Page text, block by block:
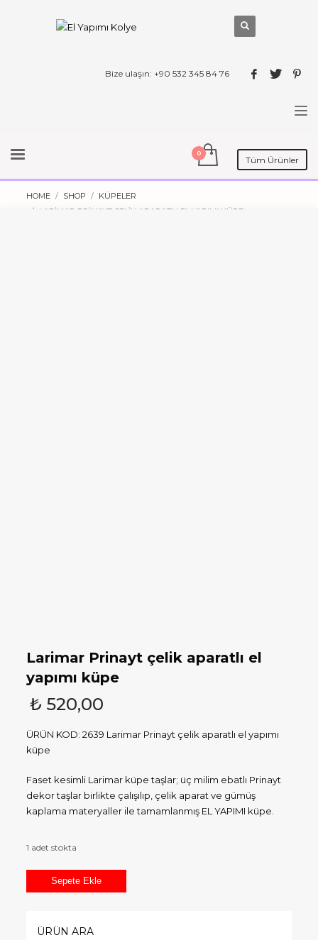
Bize ulaşın: +90 532 345 84 76
Tüm Ürünler
HOME SHOP
KÜPELER
LARIMAR PRINAYT ÇELIK APARATLI EL YAPIMI KÜPE
Larimar Prinayt çelik aparatlı el
yapımı küpe
₺ 520,00
ÜRÜN KOD: 2639 Larimar Prinayt çelik aparatlı el yapımı
küpe
Faset kesimli Larimar küpe taşlar; üç milim ebatlı Prinayt
dekor taşlar birlikte çalışılıp, çelik aparat ve gümüş
kaplama materyaller ile tamamlanmış EL YAPIMI küpe.
1 adet stokta
Larimar
Prinayt
aparatlı
Sepete Ekle
ÜRÜN ARA